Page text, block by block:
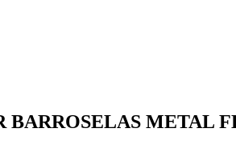
BARROSELAS METAL